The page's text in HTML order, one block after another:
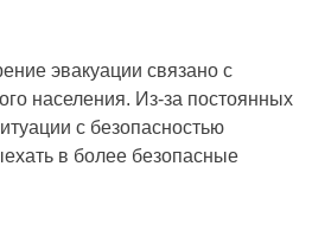
эвакуации связано с
населения. Из-за постоянных
с безопасностью
в более безопасные